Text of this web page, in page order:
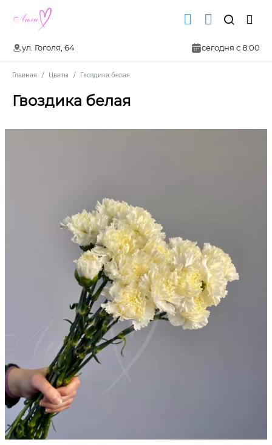
ул. Гоголя, 64 сегодня с 8:00
Главная Цветы Гвоздика белая
Гвоздика белая